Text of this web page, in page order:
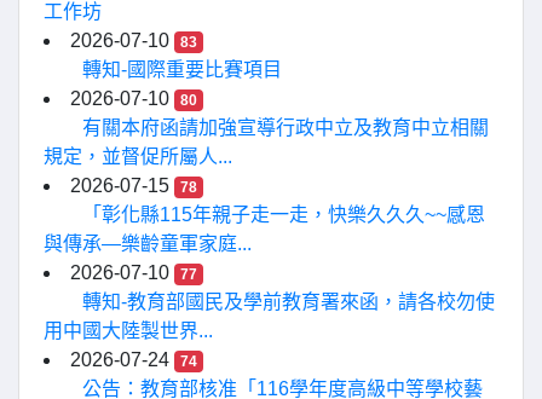
工作坊
2026-07-10
83
轉知-國際重要比賽項目
2026-07-10
80
有關本府函請加強宣導行政中立及教育中立相關
規定，並督促所屬人...
2026-07-15
78
「彰化縣115年親子走一走，快樂久久久~~感恩
與傳承—樂齡童軍家庭...
2026-07-10
77
轉知-教育部國民及學前教育署來函，請各校勿使
用中國大陸製世界...
2026-07-24
74
公告：教育部核准「116學年度高級中等學校藝